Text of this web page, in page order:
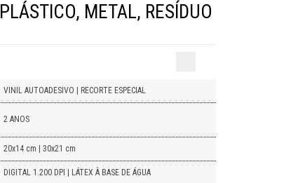
METAL, RESÍDUO
VINIL AUTOADESIVO | RECORTE ESPECIAL
2 ANOS
20x14 cm | 30x21 cm
DIGITAL 1.200 DPI | LÁTEX À BASE DE ÁGUA